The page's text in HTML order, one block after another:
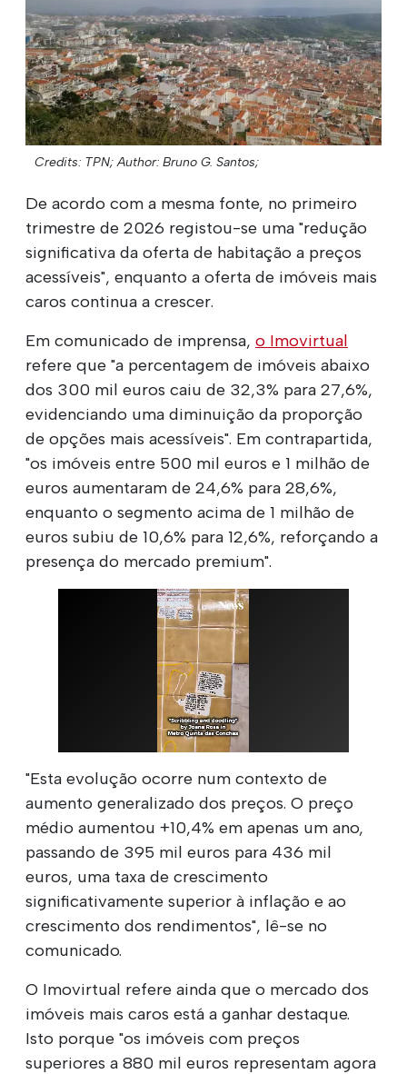
Credits: TPN; Author: Bruno G. Santos;
De acordo com a mesma fonte, no primeiro
trimestre de 2026 registou-se uma "redução
significativa da oferta de habitação a preços
acessíveis", enquanto a oferta de imóveis mais
caros continua a crescer.
Em comunicado de imprensa, o Imovirtual
refere que "a percentagem de imóveis abaixo
dos 300 mil euros caiu de 32,3% para 27,6%,
evidenciando uma diminuição da proporção
de opções mais acessíveis". Em contrapartida,
"os imóveis entre 500 mil euros e 1 milhão de
euros aumentaram de 24,6% para 28,6%,
enquanto o segmento acima de 1 milhão de
euros subiu de 10,6% para 12,6%, reforçando a
presença do mercado premium".
"Esta evolução ocorre num contexto de
aumento generalizado dos preços. O preço
médio aumentou +10,4% em apenas um ano,
passando de 395 mil euros para 436 mil
euros, uma taxa de crescimento
significativamente superior à inflação e ao
crescimento dos rendimentos", lê-se no
comunicado.
O Imovirtual refere ainda que o mercado dos
imóveis mais caros está a ganhar destaque.
Isto porque "os imóveis com preços
superiores a 880 mil euros representam agora